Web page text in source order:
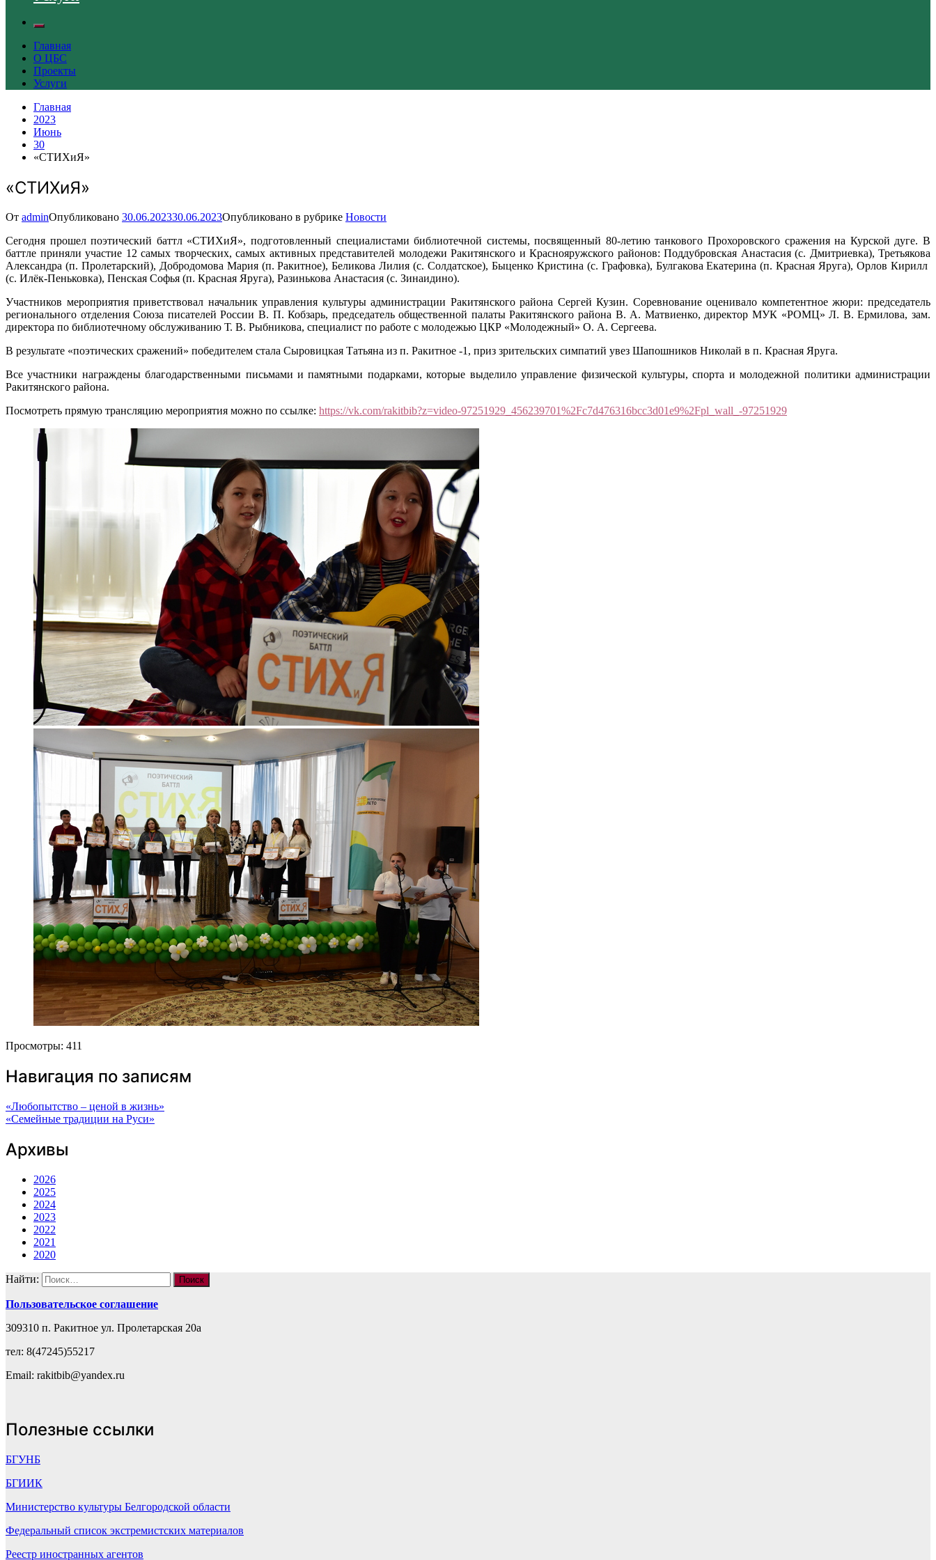
Главная
О ЦБС
Проекты
Услуги
Главная
2023
Июнь
30
«СТИХиЯ»
«СТИХиЯ»
От adminОпубликовано 30.06.202330.06.2023Опубликовано в рубрике Новости
Сегодня прошел поэтический баттл «СТИХиЯ», подготовленный специалистами библиотечной системы, посвященный 80-летию танкового Прохоровского сражения на Курской дуге. В
баттле приняли участие 12 самых творческих, самых активных представителей молодежи Ракитянского и Краснояружского районов: Поддубровская Анастасия (с. Дмитриевка), Третьякова
Александра (п. Пролетарский), Добродомова Мария (п. Ракитное), Беликова Лилия (с. Солдатское), Быценко Кристина (с. Графовка), Булгакова Екатерина (п. Красная Яруга), Орлов Кирилл
(с. Илёк-Пеньковка), Пенская Софья (п. Красная Яруга), Разинькова Анастасия (с. Зинаидино).
Участников мероприятия приветствовал начальник управления культуры администрации Ракитянского района Сергей Кузин. Соревнование оценивало компетентное жюри: председатель
регионального отделения Союза писателей России В. П. Кобзарь, председатель общественной палаты Ракитянского района В. А. Матвиенко, директор МУК «РОМЦ» Л. В. Ермилова, зам.
директора по библиотечному обслуживанию Т. В. Рыбникова, специалист по работе с молодежью ЦКР «Молодежный» О. А. Сергеева.
В результате «поэтических сражений» победителем стала Сыровицкая Татьяна из п. Ракитное -1, приз зрительских симпатий увез Шапошников Николай в п. Красная Яруга.
Все участники награждены благодарственными письмами и памятными подарками, которые выделило управление физической культуры, спорта и молодежной политики администрации
Ракитянского района.
Посмотреть прямую трансляцию мероприятия можно по ссылке: https://vk.com/rakitbib?z=video-97251929_456239701%2Fc7d476316bcc3d01e9%2Fpl_wall_-97251929
Просмотры: 411
Навигация по записям
«Любопытство – ценой в жизнь»
«Семейные традиции на Руси»
Архивы
2026
2025
2024
2023
2022
2021
2020
Найти:
Пользовательское соглашение
309310 п. Ракитное ул. Пролетарская 20а
тел: 8(47245)55217
Email: rakitbib@yandex.ru
Полезные ссылки
БГУНБ
БГИИК
Министерство культуры Белгородской области
Федеральный список экстремистских материалов
Реестр иностранных агентов